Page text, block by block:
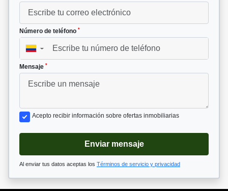
Número de teléfono *
▼
Mensaje *
Acepto recibir información sobre ofertas inmobiliarias
Enviar mensaje
Al enviar tus datos aceptas los Términos de servicio y privacidad